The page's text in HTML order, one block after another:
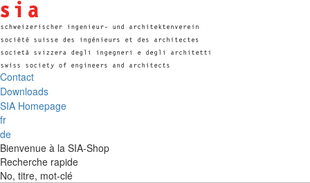
Contact
Downloads
SIA Homepage
fr
de
Bienvenue à la SIA-Shop
Recherche rapide
No, titre, mot-clé